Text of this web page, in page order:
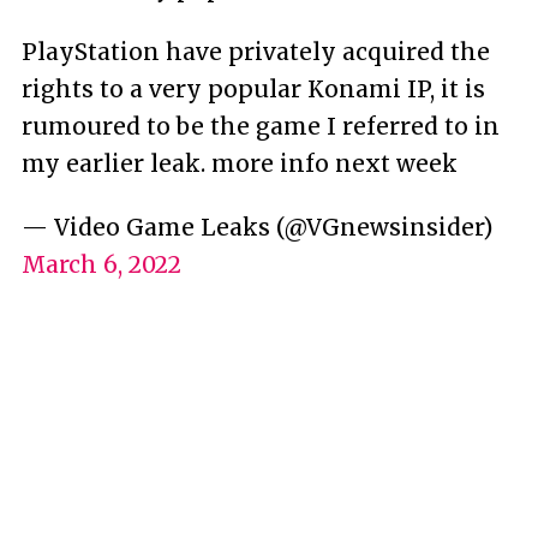
PlayStation have privately acquired the
rights to a very popular Konami IP, it is
rumoured to be the game I referred to in
my earlier leak. more info next week
— Video Game Leaks (@VGnewsinsider)
March 6, 2022